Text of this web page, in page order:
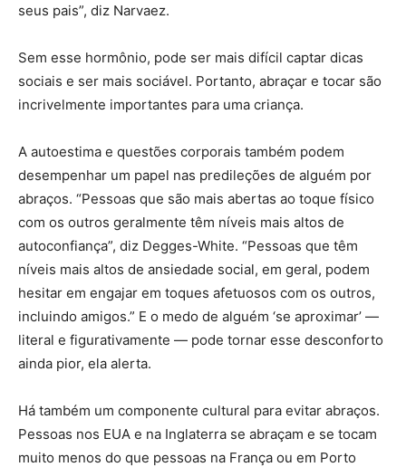
seus pais”, diz Narvaez.
Sem esse hormônio, pode ser mais difícil captar dicas
sociais e ser mais sociável. Portanto, abraçar e tocar são
incrivelmente importantes para uma criança.
A autoestima e questões corporais também podem
desempenhar um papel nas predileções de alguém por
abraços. “Pessoas que são mais abertas ao toque físico
com os outros geralmente têm níveis mais altos de
autoconfiança”, diz Degges-White. “Pessoas que têm
níveis mais altos de ansiedade social, em geral, podem
hesitar em engajar em toques afetuosos com os outros,
incluindo amigos.” E o medo de alguém ‘se aproximar’ —
literal e figurativamente — pode tornar esse desconforto
ainda pior, ela alerta.
Há também um componente cultural para evitar abraços.
Pessoas nos EUA e na Inglaterra se abraçam e se tocam
muito menos do que pessoas na França ou em Porto